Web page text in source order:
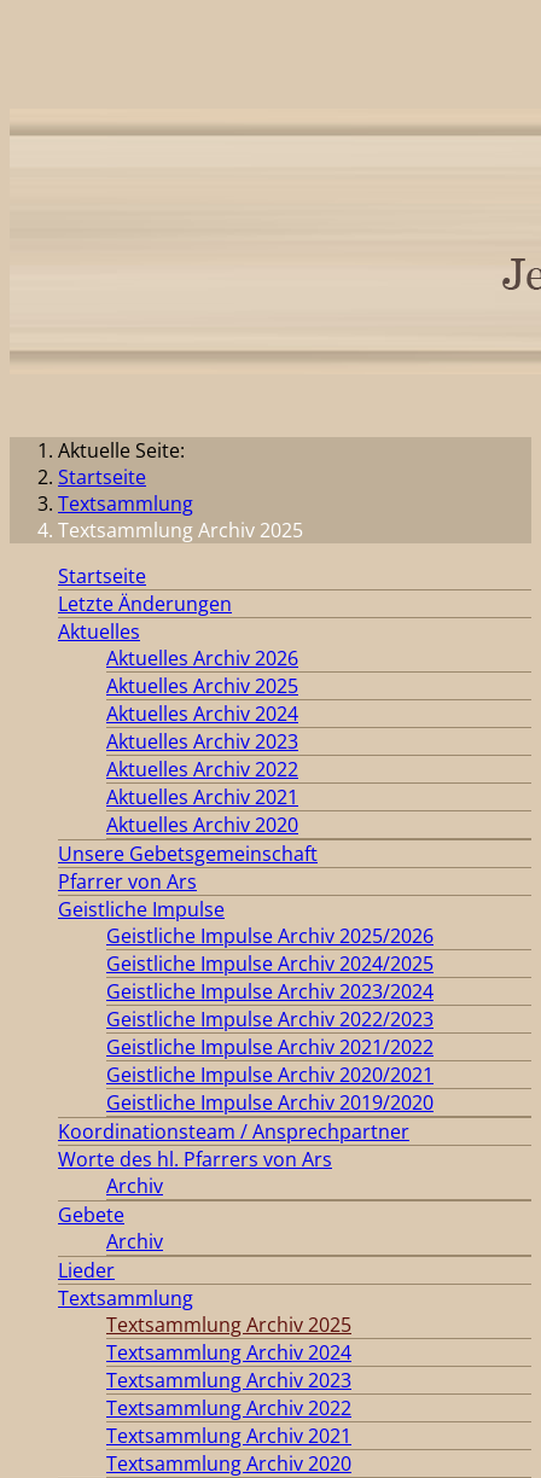
Aktuelle Seite:
Startseite
Textsammlung
Textsammlung Archiv 2025
Startseite
Letzte Änderungen
Aktuelles
Aktuelles Archiv 2026
Aktuelles Archiv 2025
Aktuelles Archiv 2024
Aktuelles Archiv 2023
Aktuelles Archiv 2022
Aktuelles Archiv 2021
Aktuelles Archiv 2020
Unsere Gebetsgemeinschaft
Pfarrer von Ars
Geistliche Impulse
Geistliche Impulse Archiv 2025/2026
Geistliche Impulse Archiv 2024/2025
Geistliche Impulse Archiv 2023/2024
Geistliche Impulse Archiv 2022/2023
Geistliche Impulse Archiv 2021/2022
Geistliche Impulse Archiv 2020/2021
Geistliche Impulse Archiv 2019/2020
Koordinationsteam / Ansprechpartner
Worte des hl. Pfarrers von Ars
Archiv
Gebete
Archiv
Lieder
Textsammlung
Textsammlung Archiv 2025
Textsammlung Archiv 2024
Textsammlung Archiv 2023
Textsammlung Archiv 2022
Textsammlung Archiv 2021
Textsammlung Archiv 2020